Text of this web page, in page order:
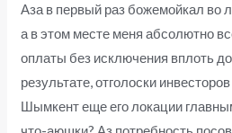
Аза в первый раз божемойкал во
а в этом месте меня абсолютно
оплаты без исключения вплоть
результате, отголоски
Шымкент еще его локации